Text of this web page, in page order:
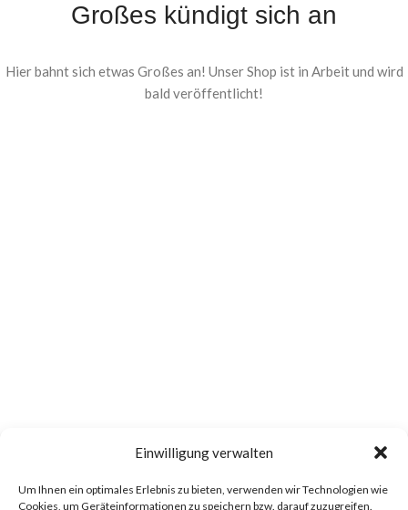
Einwilligung verwalten
Um Ihnen ein optimales Erlebnis zu bieten, verwenden wir Technologien wie
Cookies, um Geräteinformationen zu speichern bzw. darauf zuzugreifen.
Großes kündigt sich an
Hier bahnt sich etwas Großes an! Unser Shop ist in Arbeit und wird
bald veröffentlicht!